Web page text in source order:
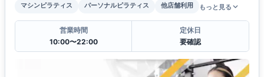
マシンピラティス
パーソナルピラティス 他店舗利用 もっと見る
営業時間
10:00〜22:00
定休日
要確認